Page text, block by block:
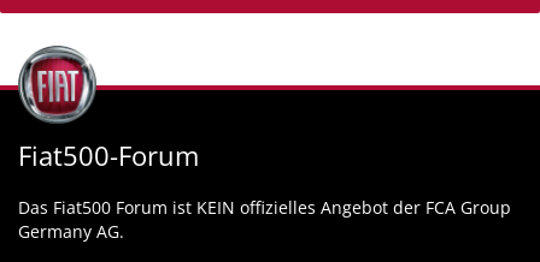
Fiat500-Forum
Das Fiat500 Forum ist KEIN offizielles Angebot der FCA Group
Germany AG.